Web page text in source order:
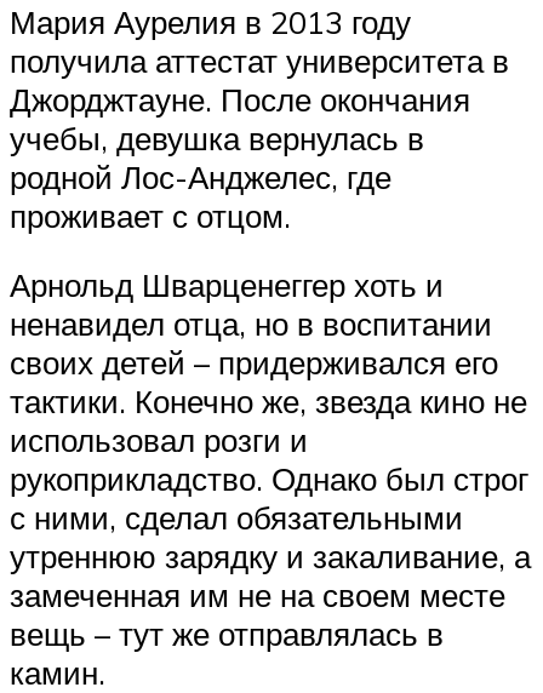
Мария Аурелия в 2013 году
получила аттестат университета в
Джорджтауне. После окончания
учебы, девушка вернулась в
родной Лос-Анджелес, где
проживает с отцом.
Арнольд Шварценеггер хоть и
ненавидел отца, но в воспитании
своих детей – придерживался его
тактики. Конечно же, звезда кино не
использовал розги и
рукоприкладство. Однако был строг
с ними, сделал обязательными
утреннюю зарядку и закаливание, а
замеченная им не на своем месте
вещь – тут же отправлялась в
камин.